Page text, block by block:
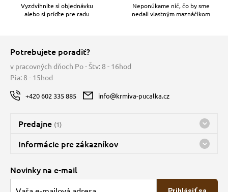
Vyzdvihnite si objednávku
alebo si príďte pre radu
Neponúkame nič, čo by sme
nedali vlastným maznáčikom
Potrebujete poradiť?
v pracovných dňoch Po - Štv: 8 - 16hod
Pia: 8 - 15hod
+420 602 335 885 info@krmiva-pucalka.cz
Predajne (1)
Predajňa a sklad Kbely
nes máme otvorené 08:00 - 15:00
Informácie pre zákazníkov
O spoločnosti
Novinky na e-mail